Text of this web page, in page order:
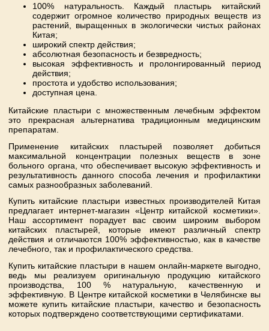
100% натуральность. Каждый пластырь китайский
содержит огромное количество природных веществ из
растений, выращенных в экологически чистых районах
Китая;
широкий спектр действия;
абсолютная безопасность и безвредность;
высокая эффективность и пролонгированный период
действия;
простота и удобство использования;
доступная цена.
Китайские пластыри с множественным лечебным эффектом
это прекрасная альтернатива традиционным медицинским
препаратам.
Применение китайских пластырей позволяет добиться
максимальной концентрации полезных веществ в зоне
больного органа, что обеспечивает высокую эффективность и
результативность данного способа лечения и профилактики
самых разнообразных заболеваний.
Купить китайские пластыри известных производителей Китая
предлагает интернет-магазин «Центр китайской косметики».
Наш ассортимент порадует вас своим широким выбором
китайских пластырей, которые имеют различный спектр
действия и отличаются 100% эффективностью, как в качестве
лечебного, так и профилактического средства.
Купить китайские пластыри в нашем онлайн-маркете выгодно,
ведь мы реализуем оригинальную продукцию китайского
производства, 100 % натуральную, качественную и
эффективную. В Центре китайской косметики в Челябинске вы
можете купить китайские пластыри, качество и безопасность
которых подтверждено соответствующими сертификатами.